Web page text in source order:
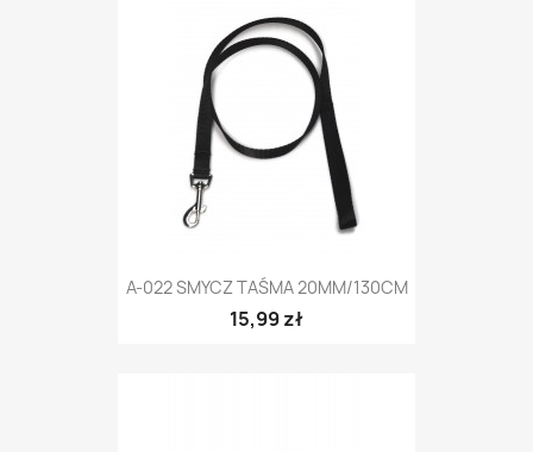
A-022 SMYCZ TAŚMA 20MM/130CM
15,99 zł